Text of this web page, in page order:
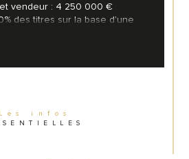
Les infos
vendeur : 4 250 000 €
des titres sur la base d’une
privée située au cœur du
clé en main, avec une